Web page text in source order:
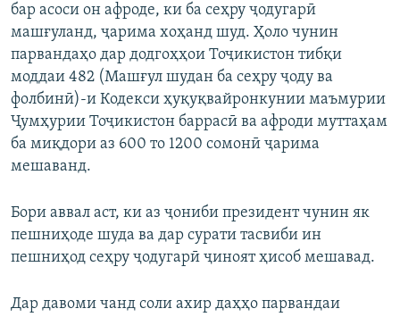
бар асоси он афроде, ки ба сеҳру ҷодугарӣ
машғуланд, ҷарима хоҳанд шуд. Ҳоло чунин
парвандаҳо дар додгоҳҳои Тоҷикистон тибқи
моддаи 482 (Машғул шудан ба сеҳру ҷоду ва
фолбинӣ)-и Кодекси ҳуқуқвайронкунии маъмурии
Ҷумҳурии Тоҷикистон баррасӣ ва афроди муттаҳам
ба миқдори аз 600 то 1200 сомонӣ ҷарима
мешаванд.
Бори аввал аст, ки аз ҷониби президент чунин як
пешниҳоде шуда ва дар сурати тасвиби ин
пешниҳод сеҳру ҷодугарӣ ҷиноят ҳисоб мешавад.
Дар давоми чанд соли ахир даҳҳо парвандаи